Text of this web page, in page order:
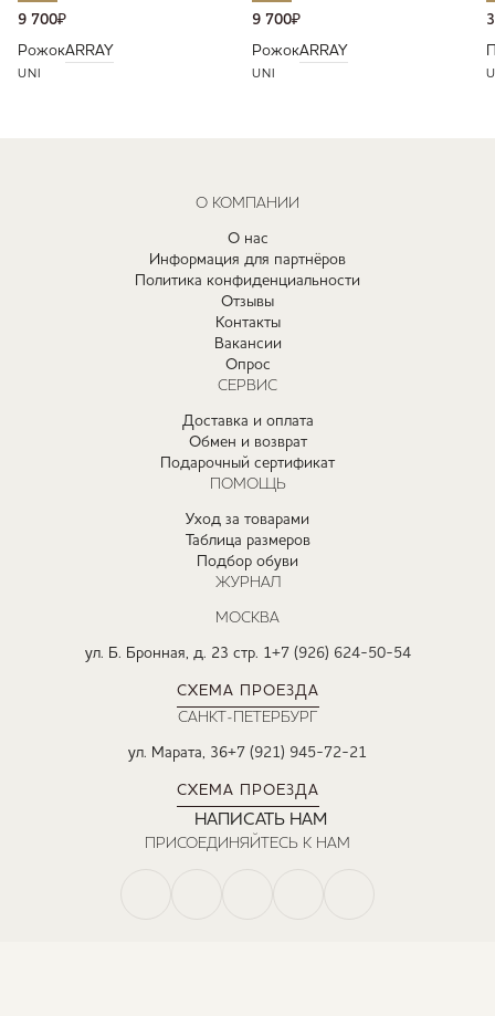
9 700₽
РожокARRAY
UNI
9 700₽
РожокARRAY
UNI
О КОМПАНИИ
О нас
Информация для партнёров
Политика конфиденциальности
Отзывы
Контакты
Вакансии
Опрос
СЕРВИС
Доставка и оплата
Обмен и возврат
Подарочный сертификат
ПОМОЩЬ
Уход за товарами
Таблица размеров
Подбор обуви
ЖУРНАЛ
МОСКВА
ул. Б. Бронная, д. 23 стр. 1+7 (926) 624-50-54
СХЕМА ПРОЕЗДА
САНКТ-ПЕТЕРБУРГ
ул. Марата, 36+7 (921) 945-72-21
СХЕМА ПРОЕЗДА
НАПИСАТЬ НАМ
ПРИСОЕДИНЯЙТЕСЬ К НАМ